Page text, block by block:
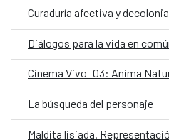
Curaduría afectiva y
Cinema Vivo_03: Anima
La búsqueda del personaje